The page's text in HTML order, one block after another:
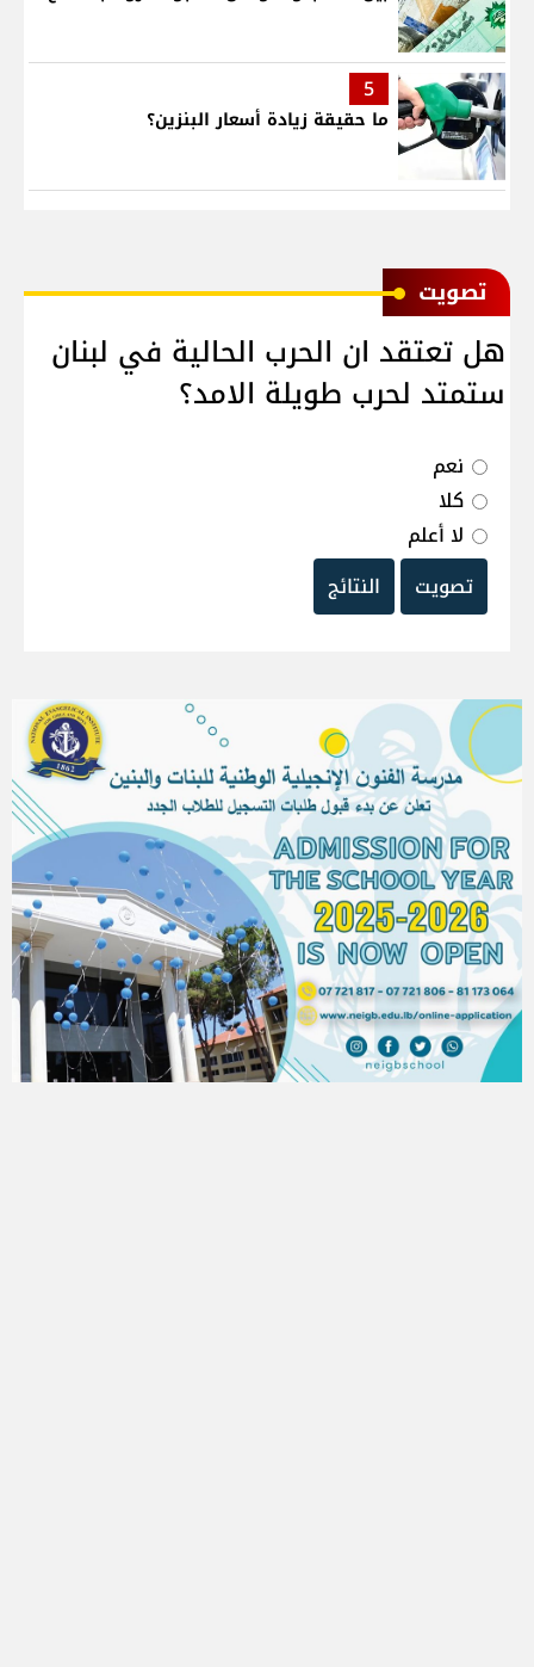
5
ما حقيقة زيادة أسعار البنزين؟
ﺗﺼﻮﻳﺖ
هل تعتقد ان الحرب الحالية في لبنان
ستمتد لحرب طويلة الامد؟
نعم
كلا
لا أعلم
تصويت
النتائج